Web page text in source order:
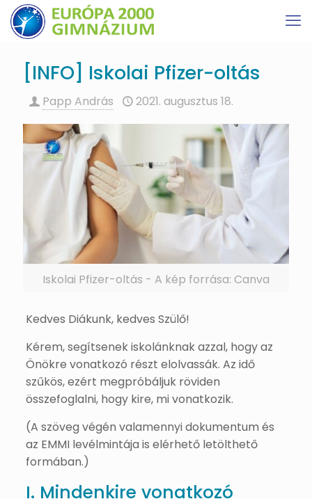
[INFO] Iskolai Pfizer-oltás
Papp András 2021. augusztus 18.
Iskolai Pfizer-oltás - A kép forrása: Canva
Kedves Diákunk, kedves Szülő!
Kérem, segítsenek iskolánknak azzal, hogy az
Önökre vonatkozó részt elolvassák. Az idő
szűkös, ezért megpróbáljuk röviden
összefoglalni, hogy kire, mi vonatkozik.
(A szöveg végén valamennyi dokumentum és
az EMMI levélmintája is elérhető letölthető
formában.)
I. Mindenkire vonatkozó